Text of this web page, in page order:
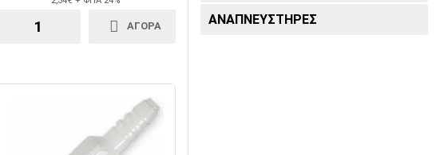
Καρδιογράφοι
ΑΓΟΡΑ ΑΝΑΠΝΕΥΣΤΗΡΕΣ